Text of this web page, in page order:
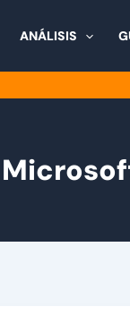
ANÁLISIS